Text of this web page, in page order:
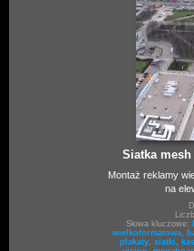
Siatka mesh
Montaż reklamy
na
Słowa kluczowe:
wielkoformatowa,
plakaty, siatki ,